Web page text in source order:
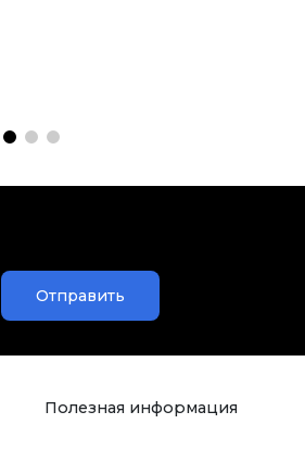
Отправить
Полезная информация